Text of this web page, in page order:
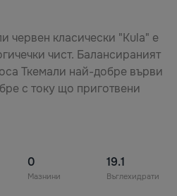
червен класически "Kula" е
чист. Балансираният
Ткемали най-добре върви
с току що приготвени
0
Мазнини
19.1
Въглехидрати